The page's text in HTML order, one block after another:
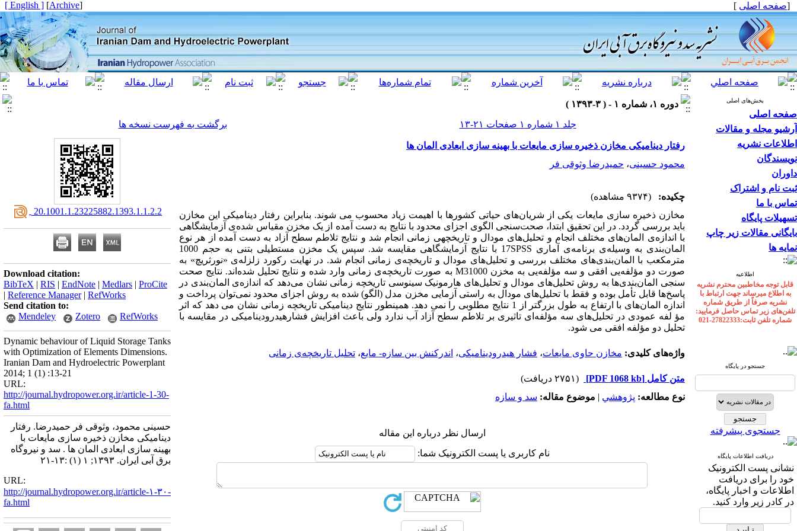
[صفحه اصلی ]
[
Archive
]
[ English ]
بخش‌های اصلی
صفحه اصلی
آرشیو مجله و مقالات
اطلاعات نشریه
نویسندگان
داوران
ثبت نام و اشتراک
تماس با ما
تسهیلات پایگاه
بایگانی مقالات زیر چاپ
نمایه ها
اطلاعیه
قابل توجه مخاطبین محترم نشریه
به اطلاع میرساند جهت ارتباط با
نشریه صرفاً از طریق شماره
تلفن‌های زیر تماس حاصل فرمایید:
شماره تلفن ثابت:27822333-021
جستجو در پایگاه
جستجوی پیشرفته
دریافت اطلاعات پایگاه
نشانی پست الکترونیک
خود را برای دریافت
اطلاعات و اخبار پایگاه،
در کادر زیر وارد کنید.
دوره ۱، شماره ۱ - ( ۳-۱۳۹۳ )
جلد ۱ شماره ۱ صفحات ۲۱-۱۳
برگشت به فهرست نسخه ها
رفتار دینامیکی مخازن ذخیره ‌سازی مایعات با بهینه سازی ابعادی المان ها
محمود حسینی، حمیدرضا وثوقی فر
چکیده:
(۹۳۷۴ مشاهده)
مخازن ذخیره سازی مایعات یکی از شریان‌های حیاتی کشورها با اهیمت زیاد محسوب می‌ شوند. بنابراین رفتار دینامیکی این مخازن
باید بررسی گردد. در این تحقیق ابتدا، صحت‌سنجی الگوی اجزای محدود با نتایج به دست آمده از یک مخزن مقیاس شده‌ی آزمایشگاهی
با اندازه‌ی المان‌های مختلف انجام و تحلیل‌های مودال و تاریخچهی‌ زمانی انجام شد و نتایج تلاطم سطح آزاد به دست آمده از هر نوع
المان‌بندی به وسیله‌ی برنامه‌ی آماری 17SPSS با نتایج آزمایشگاهی مقایسه شد. سپس یک مخزن مستطیلی بتنی به حجم 1000
مترمکعب با المان‌بندی‌های مختلف بررسی و تحلیل‌های مودال و تاریخچه‌ی زمانی انجام شد. در نهایت رکورد زلزله‌ی «نورثریچ» به
صورت دو مؤلفه‌یی افقی و سه مؤلفه‌یی به مخزن M31000 به صورت تاریخچه‌ی زمانی وارد شده و نتایج تحلیل شده‌اند. نتایج صحت
سنجی المان‌بندی‌ها به روش تحلیل‌های مودال و تحلیل‌های هارمونیک سینوسی تاریخچه زمانی نشان می‌دهد که اندازه‌ی المان‌بندی در
پاسخ‌ها قابل تأمل بوده و فقط با تحلیل‌های مودال به راستی آزمایی مخزن مدل (الگو) شده به روش اجزای محدود نمی‌توان پرداخت و
اندازه المان‌های با ارتفاع به طول بزرگتر از 1 نتایج مطلوبی را نمی دهد. همینطور نتایج دینامیکی تاریخچه زمانی نشان می دهد که اثر
مؤ لفه عمودی در تحلیل‌های سه مؤلفه‌ای تاثیری بر تلاطم سطح آزاد آب ندارد ولی باعث افزایش فشارهیدرودینامیکی در مقایسه با
تحلیل دو مؤلفه افقی می شود.
واژه‌های کلیدی: مخازن حاوی مایعات، فشار هیدرودینامیکی، اندرکنش بین سازه- مایع، تحلیل تاریخچه‌ی‌ زمانی
متن کامل [PDF 1068 kb]
(۲۷۵۱ دریافت)
نوع مطالعه: پژوهشي | موضوع مقاله: سد و سازه
ارسال نظر درباره این مقاله
نام کاربری یا پست الکترونیک شما:
‎ 20.1001.1.23225882.1393.1.1.2.2
Download citation:
BibTeX | RIS | EndNote | Medlars | ProCite
| Reference Manager| RefWorks
Send citation to:
Mendeley
Zotero RefWorks
Dynamic behaviour of Liquid Storage Tanks
with Optimization of Elements Dimensions.
Iranian Dam and Hydroelectric Powerplant
2014; 1 (1) :13-21
URL:
http://journal.hydropower.org.ir/article-1-30-
fa.html
حسینی محمود، وثوقی فر حمیدرضا. رفتار
دینامیکی مخازن ذخیره ‌سازی مایعات با
بهینه سازی ابعادی المان ها . سد و نیروگاه
برق آبی ایران. ۱۳۹۳; ۱ (۱) :۱۳-۲۱
URL:
http://journal.hydropower.org.ir/article-۱-۳۰-
fa.html